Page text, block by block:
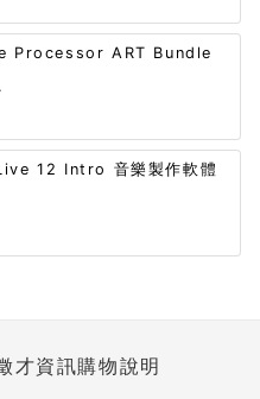
Processor ART Bundle
12 Intro 音樂製作軟體
才資訊購物說明